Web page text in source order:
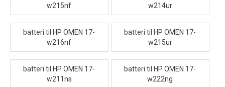
w215nf
w214ur
batteri til HP OMEN 17-
w216nf
batteri til HP OMEN 17-
w215ur
batteri til HP OMEN 17-
w211ns
batteri til HP OMEN 17-
w222ng